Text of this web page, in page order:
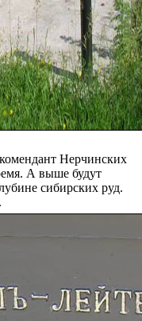
Нерчинских
А выше будут
сибирских руд.